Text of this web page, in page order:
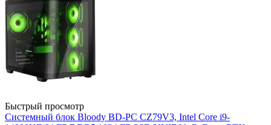
Быстрый просмотр
Системный блок Bloody BD-PC CZ79V3, Intel Core i9-